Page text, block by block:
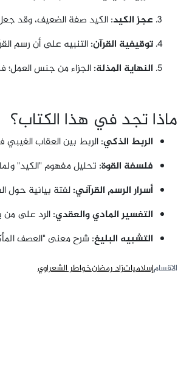
عجز الكيد:الكيد صفة الضعيف، وقد جعل
توقيفية القرآن:التنبيه على أن رسم
النهاية المذلة:الجزاء من جنس العمل؛
ماذا تجد في هذا الكتاب؟
الربط الذكي:الربط بين العقاب
فلسفة القوة:تحليل مفهوم "الكيد"
أسرار الرسم القرآني:لفتة بيانية حول
التفسير المادي والعقدي:الرد على من
التشبيه البليغ:شرح معنى "العصف
الاقسامإسلامياتزاد رمضانخواطر الشعراوي